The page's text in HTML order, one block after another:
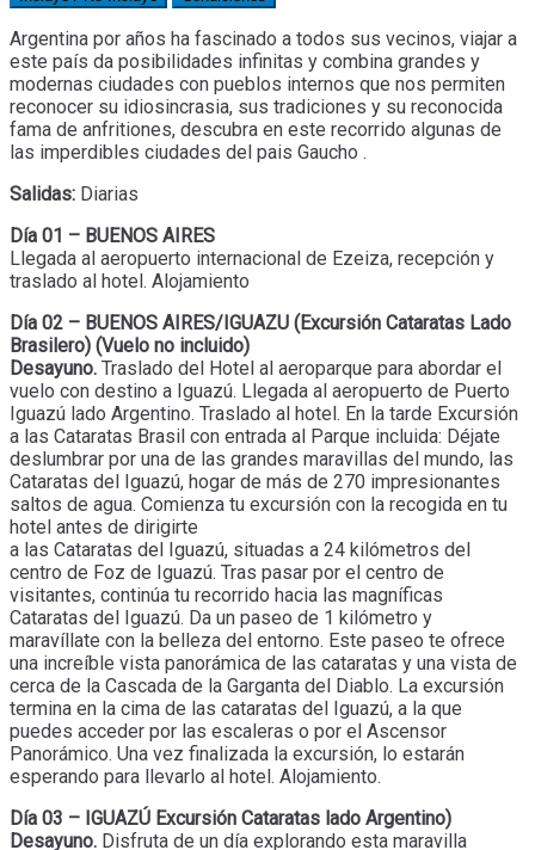
Argentina por años ha fascinado a todos sus vecinos, viajar a
este país da posibilidades infinitas y combina grandes y
modernas ciudades con pueblos internos que nos permiten
reconocer su idiosincrasia, sus tradiciones y su reconocida
fama de anfritiones, descubra en este recorrido algunas de
las imperdibles ciudades del pais Gaucho .
Salidas: Diarias
Día 01 – BUENOS AIRES
Llegada al aeropuerto internacional de Ezeiza, recepción y
traslado al hotel. Alojamiento
Día 02 – BUENOS AIRES/IGUAZU (Excursión Cataratas Lado
Brasilero) (Vuelo no incluido)
Desayuno. Traslado del Hotel al aeroparque para abordar el
vuelo con destino a Iguazú. Llegada al aeropuerto de Puerto
Iguazú lado Argentino. Traslado al hotel. En la tarde Excursión
a las Cataratas Brasil con entrada al Parque incluida: Déjate
deslumbrar por una de las grandes maravillas del mundo, las
Cataratas del Iguazú, hogar de más de 270 impresionantes
saltos de agua. Comienza tu excursión con la recogida en tu
hotel antes de dirigirte
a las Cataratas del Iguazú, situadas a 24 kilómetros del
centro de Foz de Iguazú. Tras pasar por el centro de
visitantes, continúa tu recorrido hacia las magníficas
Cataratas del Iguazú. Da un paseo de 1 kilómetro y
maravíllate con la belleza del entorno. Este paseo te ofrece
una increíble vista panorámica de las cataratas y una vista de
cerca de la Cascada de la Garganta del Diablo. La excursión
termina en la cima de las cataratas del Iguazú, a la que
puedes acceder por las escaleras o por el Ascensor
Panorámico. Una vez finalizada la excursión, lo estarán
esperando para llevarlo al hotel. Alojamiento.
Día 03 – IGUAZÚ Excursión Cataratas lado Argentino)
Desayuno. Disfruta de un día explorando esta maravilla